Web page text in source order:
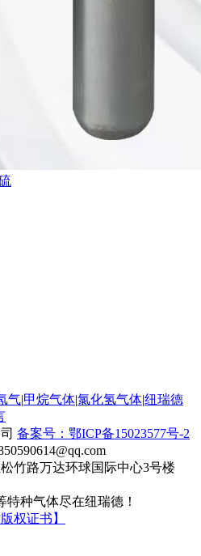
气|甲烷气体|氯化氢气体|纽瑞德
备案号：鄂ICP备15023577号-2
竹路万达环球国际中心3号楼
特种气体尽在纽瑞德！
权证书】